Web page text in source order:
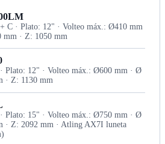
C · Plato: 12" · Volteo máx.: Ø410 mm
mm · Z: 1050 mm
Plato: 12" · Volteo máx.: Ø600 mm · Ø
· Z: 1130 mm
Plato: 15" · Volteo máx.: Ø750 mm · Ø
· Z: 2092 mm · Atling AX7I luneta